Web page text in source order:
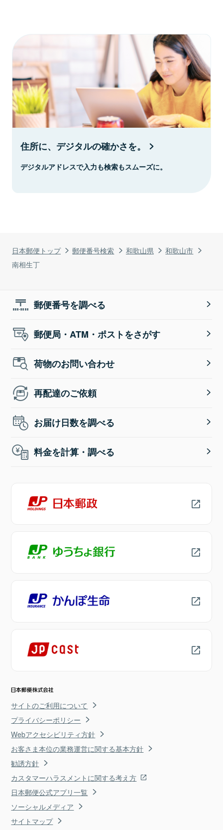
日本郵便トップ 郵便番号検索 和歌山県
和歌山市
南相生丁
住所に、デジタルの確かさを。
デジタルアドレスで入力も検索もスムーズに。
郵便番号を調べる
郵便局・ATM・ポストをさがす
荷物のお問い合わせ
再配達のご依頼
お届け日数を調べる
料金を計算・調べる
サイトのご利用について
プライバシーポリシー
Webアクセシビリティ方針
お客さま本位の業務運営に関する基本方針
勧誘方針
カスタマーハラスメントに関する考え方
日本郵便公式アプリ一覧
ソーシャルメディア
サイトマップ